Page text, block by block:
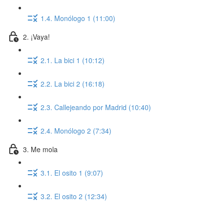
1.4. Monólogo 1 (11:00)
2. ¡Vaya!
2.1. La bici 1 (10:12)
2.2. La bici 2 (16:18)
2.3. Callejeando por Madrid (10:40)
2.4. Monólogo 2 (7:34)
3. Me mola
3.1. El osito 1 (9:07)
3.2. El osito 2 (12:34)